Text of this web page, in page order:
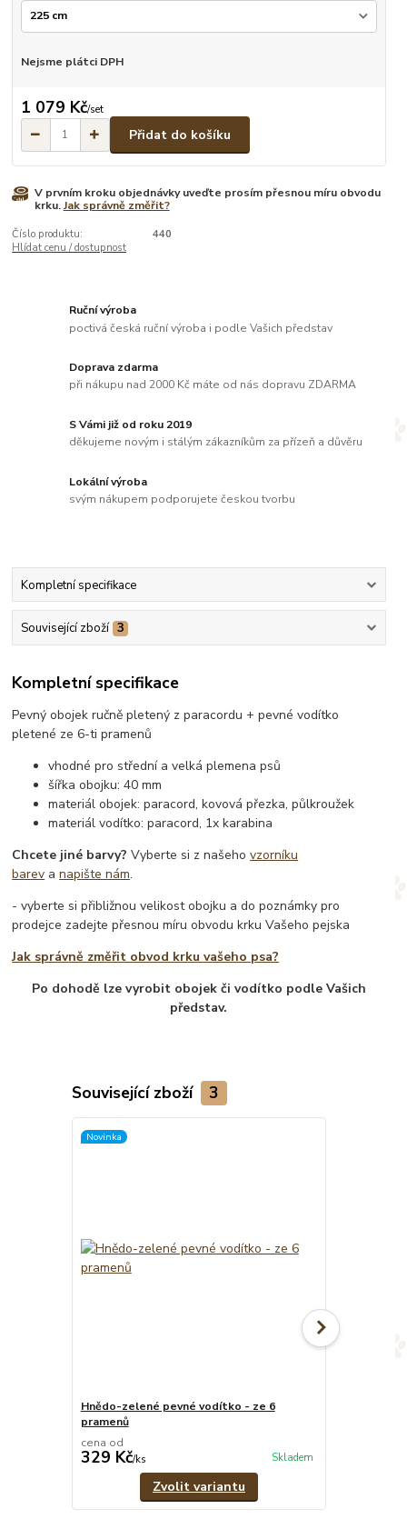
Nejsme plátci DPH
1 079 Kč/set
Přidat do košíku
V prvním kroku objednávky uveďte prosím přesnou míru obvodu
krku.Jak správně změřit?
Číslo produktu:
440
Hlídat cenu / dostupnost
Ruční výroba
poctivá česká ruční výroba i podle Vašich představ
Doprava zdarma
při nákupu nad 2000 Kč máte od nás dopravu ZDARMA
S Vámi již od roku 2019
děkujeme novým i stálým zákazníkům za přízeň a důvěru
Lokální výroba
svým nákupem podporujete českou tvorbu
Kompletní specifikace
Související zboží 3
Kompletní specifikace
Pevný obojek ručně pletený z paracordu + pevné vodítko
pletené ze 6-ti pramenů
vhodné pro střední a velká plemena psů
šířka obojku: 40 mm
materiál obojek: paracord, kovová přezka, půlkroužek
materiál vodítko: paracord, 1x karabina
Chcete jiné barvy? Vyberte si z našehovzorníku
barev anapište nám.
- vyberte si přibližnou velikost obojku a do poznámky pro
prodejce zadejte přesnou míru obvodu krku Vašeho pejska
Jak správně změřit obvod krku vašeho psa?
Po dohodě lze vyrobit obojek či vodítko podle Vašich
představ.
Související zboží 3
Novinka
Hnědo-zelené pevné vodítko - ze 6
pramenů
cena od
329 Kč/ks Skladem
Zvolit variantu